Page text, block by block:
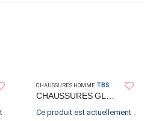
CHAUSSURES HOMME TBS
Ce produit est actuellement